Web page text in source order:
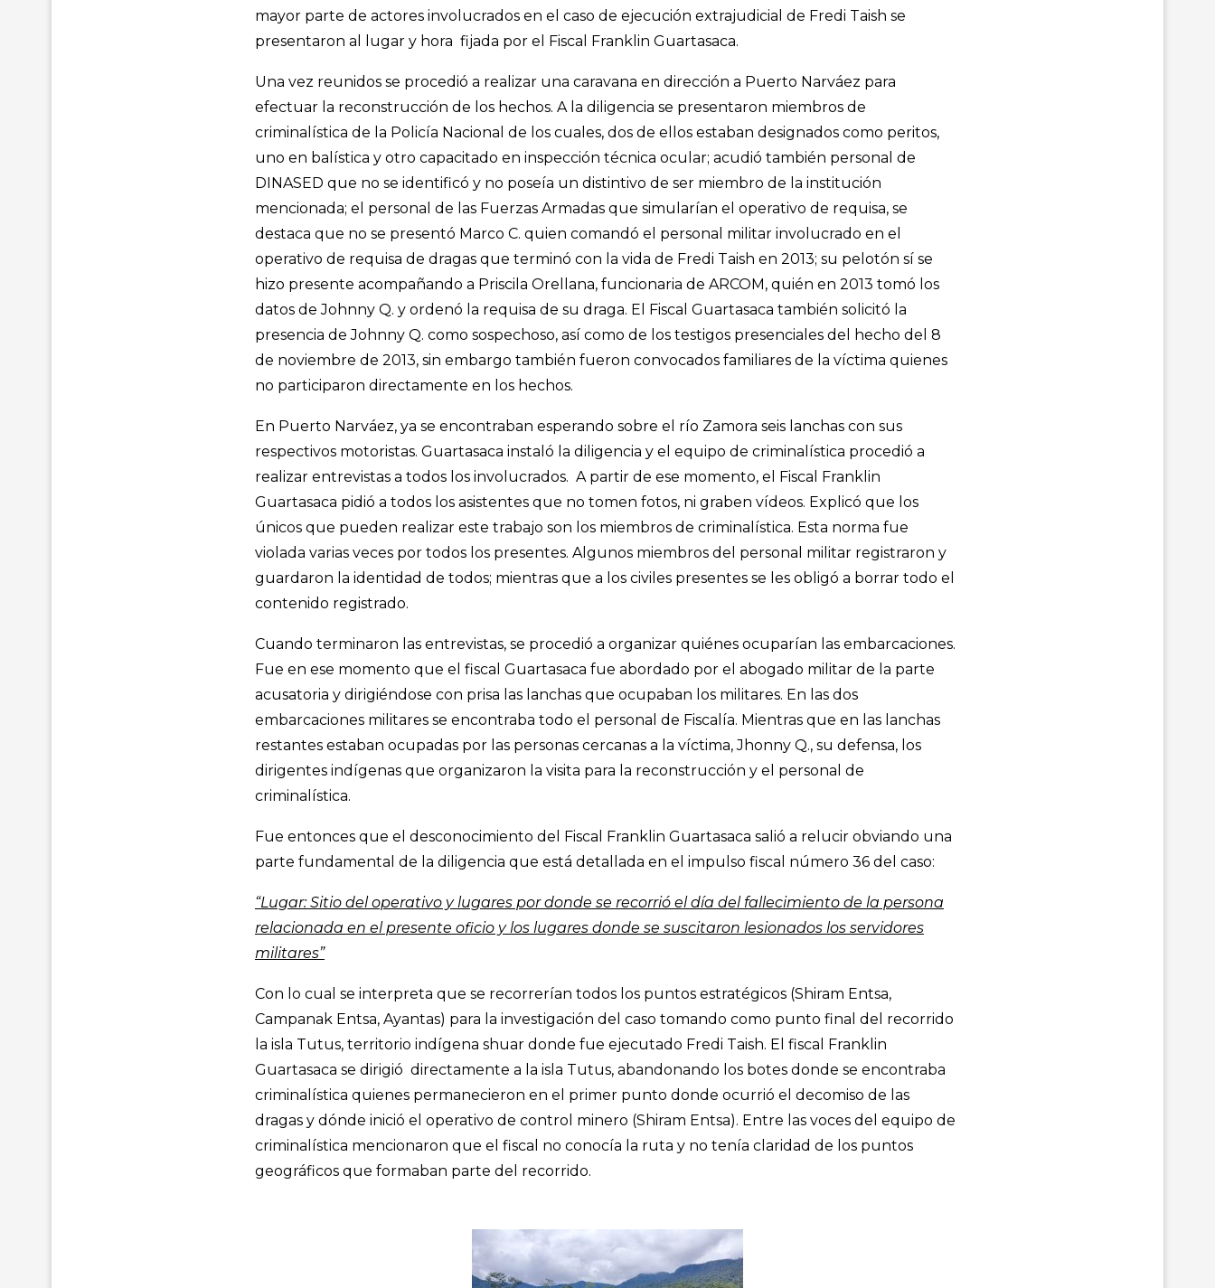
mayor parte de actores involucrados en el caso de ejecución extrajudicial de Fredi Taish se
presentaron al lugar y hora fijada por el Fiscal Franklin Guartasaca.
Una vez reunidos se procedió a realizar una caravana en dirección a Puerto Narváez para
efectuar la reconstrucción de los hechos. A la diligencia se presentaron miembros de
criminalística de la Policía Nacional de los cuales, dos de ellos estaban designados como peritos,
uno en balística y otro capacitado en inspección técnica ocular; acudió también personal de
DINASED que no se identificó y no poseía un distintivo de ser miembro de la institución
mencionada; el personal de las Fuerzas Armadas que simularían el operativo de requisa, se
destaca que no se presentó Marco C. quien comandó el personal militar involucrado en el
operativo de requisa de dragas que terminó con la vida de Fredi Taish en 2013; su pelotón sí se
hizo presente acompañando a Priscila Orellana, funcionaria de ARCOM, quién en 2013 tomó los
datos de Johnny Q. y ordenó la requisa de su draga. El Fiscal Guartasaca también solicitó la
presencia de Johnny Q. como sospechoso, así como de los testigos presenciales del hecho del 8
de noviembre de 2013, sin embargo también fueron convocados familiares de la víctima quienes
no participaron directamente en los hechos.
En Puerto Narváez, ya se encontraban esperando sobre el río Zamora seis lanchas con sus
respectivos motoristas. Guartasaca instaló la diligencia y el equipo de criminalística procedió a
realizar entrevistas a todos los involucrados. A partir de ese momento, el Fiscal Franklin
Guartasaca pidió a todos los asistentes que no tomen fotos, ni graben vídeos. Explicó que los
únicos que pueden realizar este trabajo son los miembros de criminalística. Esta norma fue
violada varias veces por todos los presentes. Algunos miembros del personal militar registraron y
guardaron la identidad de todos; mientras que a los civiles presentes se les obligó a borrar todo el
contenido registrado.
Cuando terminaron las entrevistas, se procedió a organizar quiénes ocuparían las embarcaciones.
Fue en ese momento que el fiscal Guartasaca fue abordado por el abogado militar de la parte
acusatoria y dirigiéndose con prisa las lanchas que ocupaban los militares. En las dos
embarcaciones militares se encontraba todo el personal de Fiscalía. Mientras que en las lanchas
restantes estaban ocupadas por las personas cercanas a la víctima, Jhonny Q., su defensa, los
dirigentes indígenas que organizaron la visita para la reconstrucción y el personal de
criminalística.
Fue entonces que el desconocimiento del Fiscal Franklin Guartasaca salió a relucir obviando una
parte fundamental de la diligencia que está detallada en el impulso fiscal número 36 del caso:
“Lugar: Sitio del operativo y lugares por donde se recorrió el día del fallecimiento de la persona
relacionada en el presente oficio y los lugares donde se suscitaron lesionados los servidores
militares”
Con lo cual se interpreta que se recorrerían todos los puntos estratégicos (Shiram Entsa,
Campanak Entsa, Ayantas) para la investigación del caso tomando como punto final del recorrido
la isla Tutus, territorio indígena shuar donde fue ejecutado Fredi Taish. El fiscal Franklin
Guartasaca se dirigió directamente a la isla Tutus, abandonando los botes donde se encontraba
criminalística quienes permanecieron en el primer punto donde ocurrió el decomiso de las
dragas y dónde inició el operativo de control minero (Shiram Entsa). Entre las voces del equipo de
criminalística mencionaron que el fiscal no conocía la ruta y no tenía claridad de los puntos
geográficos que formaban parte del recorrido.